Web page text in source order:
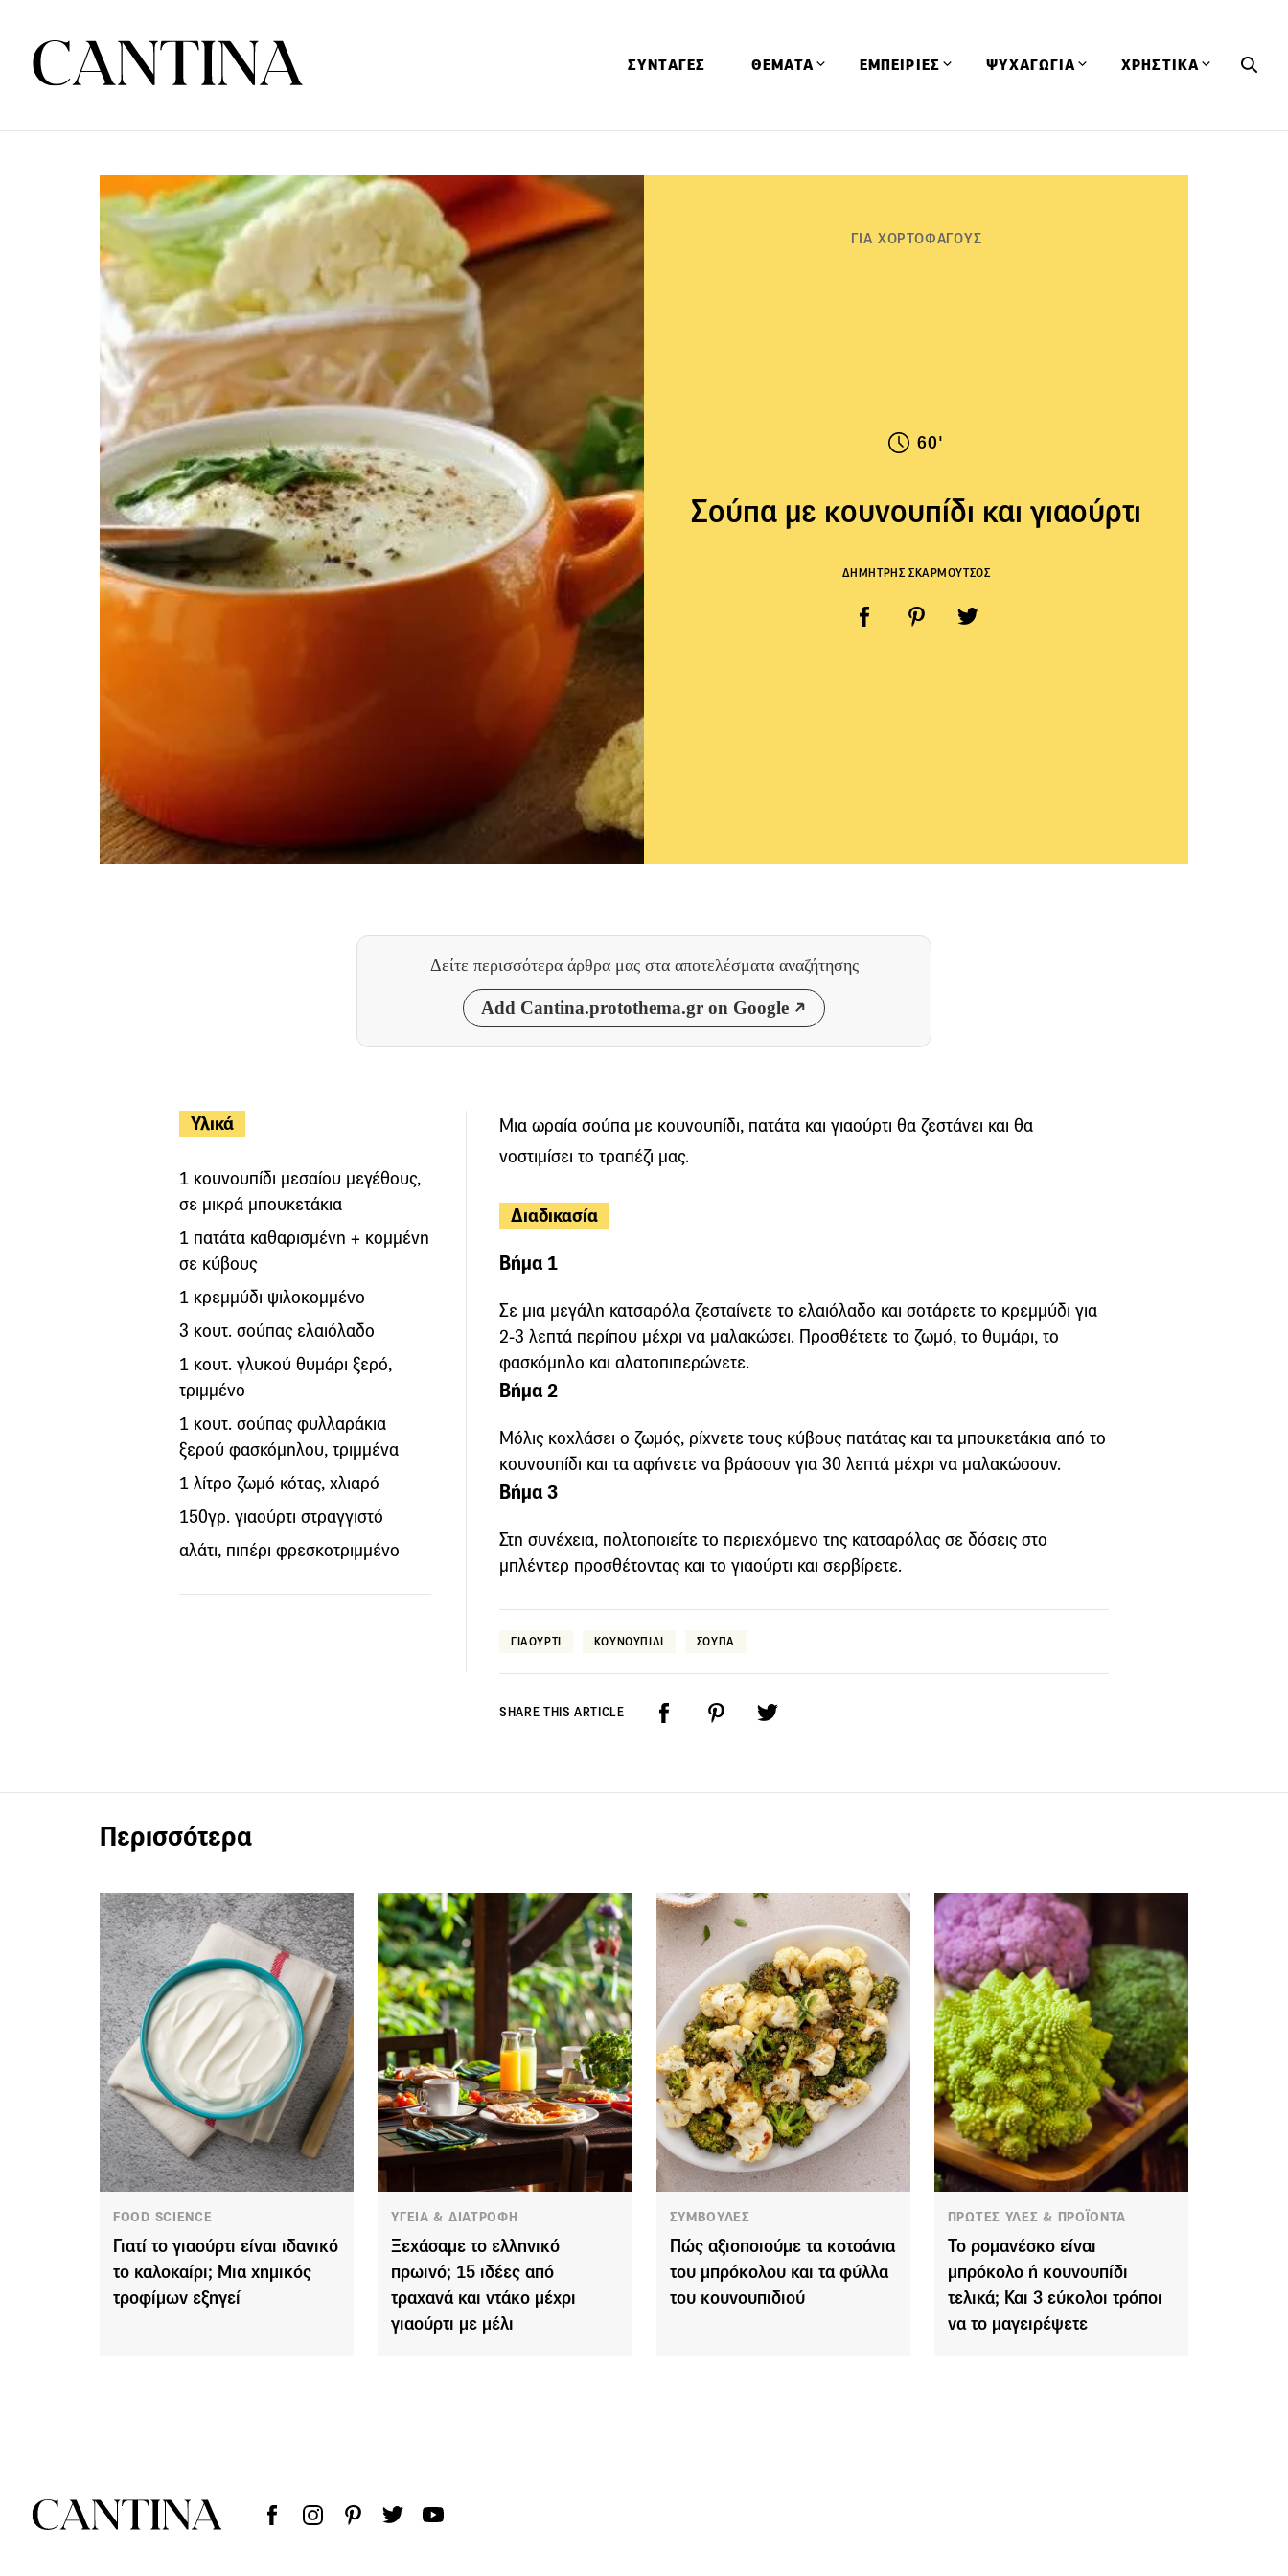
ΣΥΝΤΑΓΕΣ ΘΕΜΑΤΑ ΕΜΠΕΙΡΙΕΣ ΨΥΧΑΓΩΓΙΑ ΧΡΗΣΤΙΚΑ
ΓΙΑ ΧΟΡΤΟΦΑΓΟΥΣ
60'
Σούπα με κουνουπίδι και γιαούρτι
ΔΗΜΗΤΡΗΣ ΣΚΑΡΜΟΥΤΣΟΣ
Δείτε περισσότερα άρθρα μας στα αποτελέσματα αναζήτησης
Add Cantina.protothema.gr on Google
Υλικά
1 κουνουπίδι μεσαίου μεγέθους,
σε μικρά μπουκετάκια
1 πατάτα καθαρισμένη + κομμένη
σε κύβους
1 κρεμμύδι ψιλοκομμένο
3 κουτ. σούπας ελαιόλαδο
1 κουτ. γλυκού θυμάρι ξερό,
τριμμένο
1 κουτ. σούπας φυλλαράκια
ξερού φασκόμηλου, τριμμένα
1 λίτρο ζωμό κότας, χλιαρό
150γρ. γιαούρτι στραγγιστό
αλάτι, πιπέρι φρεσκοτριμμένο
Μια ωραία σούπα με κουνουπίδι, πατάτα και γιαούρτι θα ζεστάνει και θα
νοστιμίσει το τραπέζι μας.
Διαδικασία
Βήμα 1
Σε μια μεγάλη κατσαρόλα ζεσταίνετε το ελαιόλαδο και σοτάρετε το κρεμμύδι για
2-3 λεπτά περίπου μέχρι να μαλακώσει. Προσθέτετε το ζωμό, το θυμάρι, το
φασκόμηλο και αλατοπιπερώνετε.
Βήμα 2
Μόλις κοχλάσει ο ζωμός, ρίχνετε τους κύβους πατάτας και τα μπουκετάκια από το
κουνουπίδι και τα αφήνετε να βράσουν για 30 λεπτά μέχρι να μαλακώσουν.
Βήμα 3
Στη συνέχεια, πολτοποιείτε το περιεχόμενο της κατσαρόλας σε δόσεις στο
μπλέντερ προσθέτοντας και το γιαούρτι και σερβίρετε.
ΓΙΑΟΥΡΤΙ ΚΟΥΝΟΥΠΙΔΙ ΣΟΥΠΑ
SHARE THIS ARTICLE
Περισσότερα
FOOD SCIENCE
Γιατί το γιαούρτι είναι ιδανικό
το καλοκαίρι; Μια χημικός
τροφίμων εξηγεί
ΥΓΕΙΑ & ΔΙΑΤΡΟΦΗ
Ξεχάσαμε το ελληνικό
πρωινό; 15 ιδέες από
τραχανά και ντάκο μέχρι
γιαούρτι με μέλι
ΣΥΜΒΟΥΛΕΣ
Πώς αξιοποιούμε τα κοτσάνια
του μπρόκολου και τα φύλλα
του κουνουπιδιού
ΠΡΩΤΕΣ ΥΛΕΣ & ΠΡΟΪΟΝΤΑ
Το ρομανέσκο είναι
μπρόκολο ή κουνουπίδι
τελικά; Και 3 εύκολοι τρόποι
να το μαγειρέψετε